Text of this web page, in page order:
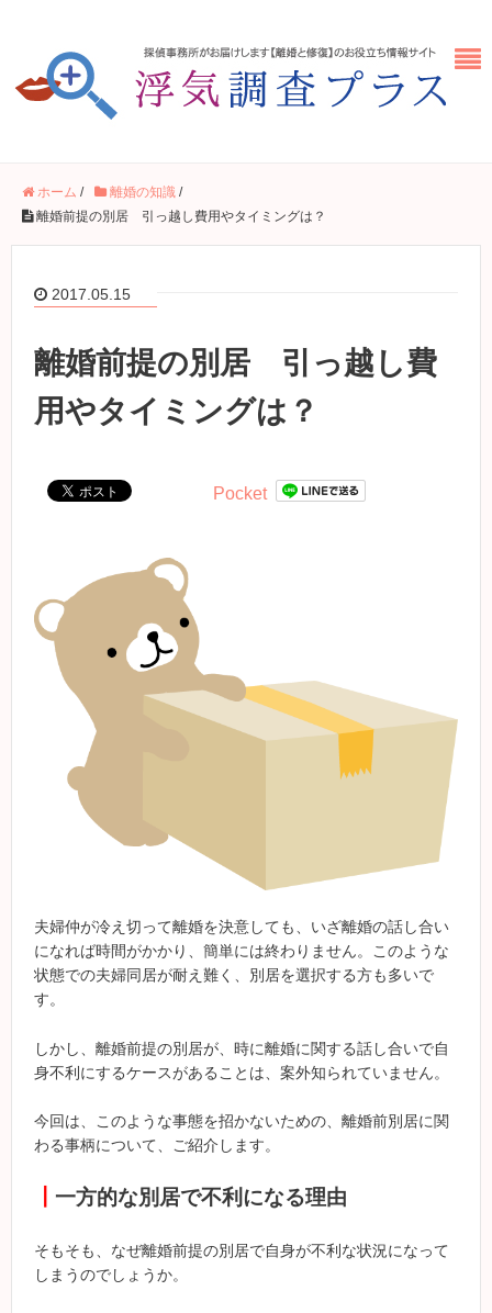
ホーム / 離婚の知識 /
離婚前提の別居 引っ越し費用やタイミングは？
2017.05.15
離婚前提の別居 引っ越し費
用やタイミングは？
Pocket
夫婦仲が冷え切って離婚を決意しても、いざ離婚の話し合い
になれば時間がかかり、簡単には終わりません。このような
状態での夫婦同居が耐え難く、別居を選択する方も多いで
す。
しかし、離婚前提の別居が、時に離婚に関する話し合いで自
身不利にするケースがあることは、案外知られていません。
今回は、このような事態を招かないための、離婚前別居に関
わる事柄について、ご紹介します。
一方的な別居で不利になる理由
そもそも、なぜ離婚前提の別居で自身が不利な状況になって
しまうのでしょうか。